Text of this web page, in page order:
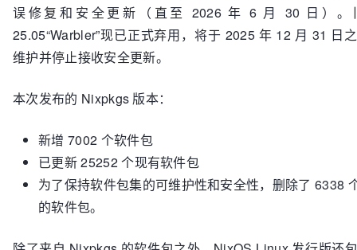
误修复和安全更新（直至 2026 年 6 月 30 日）。
25.05“Warbler”现已正式弃用，将于 2025 年 12 月 31 日
维护并停止接收安全更新。
本次发布的 Nixpkgs 版本：
新增 7002 个软件包
已更新 25252 个现有软件包
为了保持软件包集的可维护性和安全性，删除了 6338
的软件包。